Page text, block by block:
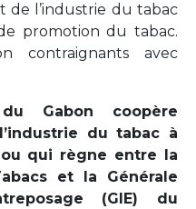
de l’industrie du tabac
promotion du tabac.
contraignants avec
Gabon coopère
du tabac à
qui règne entre la
et la Générale
(GIE) du